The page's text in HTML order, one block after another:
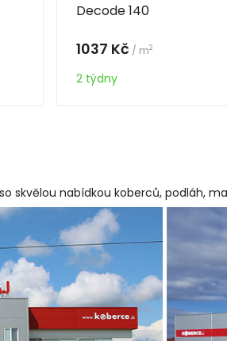
Decode 140
1037 Kč / m2
2 týdny
skvělou nabídkou koberců, podláh,